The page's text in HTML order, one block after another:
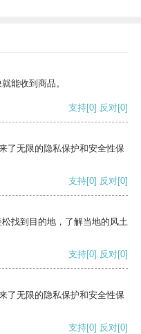
能收到商品。
支持[0] 反对[0]
了无限的隐私保护和安全性保
支持[0] 反对[0]
找到目的地，了解当地的风土
支持[0] 反对[0]
了无限的隐私保护和安全性保
支持[0] 反对[0]